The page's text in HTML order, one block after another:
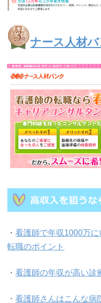
ナース人材バ
・看護師で年収1000万
転職のポイント
・看護師の年収が高い診
・看護師さんはこんな病